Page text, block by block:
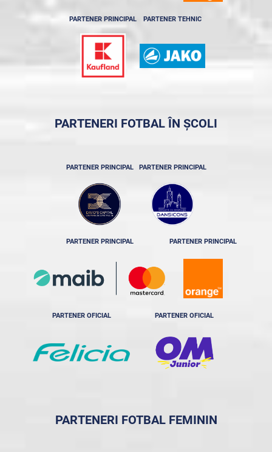
PARTENER PRINCIPAL PARTENER TEHNIC
PARTENERI FOTBAL ÎN ȘCOLI
PARTENER PRINCIPAL PARTENER PRINCIPAL
PARTENER PRINCIPAL PARTENER PRINCIPAL
PARTENER OFICIAL PARTENER OFICIAL
PARTENERI FOTBAL FEMININ